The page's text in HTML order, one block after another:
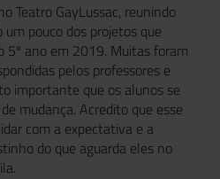
Teatro GayLussac, reunindo
pouco dos projetos que
5º ano em 2019. Muitas foram
pelos professores e
importante que os alunos se
mudança. Acredito que esse
com a expectativa e a
do que aguarda eles no